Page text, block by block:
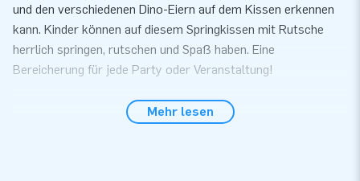
und den verschiedenen Dino-Eiern auf dem Kissen erkennen
kann. Kinder können auf diesem Springkissen mit Rutsche
herrlich springen, rutschen und Spaß haben. Eine
Bereicherung für jede Party oder Veranstaltung!
Qualitativ hochwertige aufblasbare Rutsche mit
Mehr lesen